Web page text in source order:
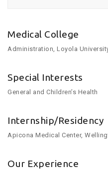
Medical College
Administration, Loyola
Special Interests
General and Children’s Health
Internship/Residency
Apicona Medical Center,
Our Experience